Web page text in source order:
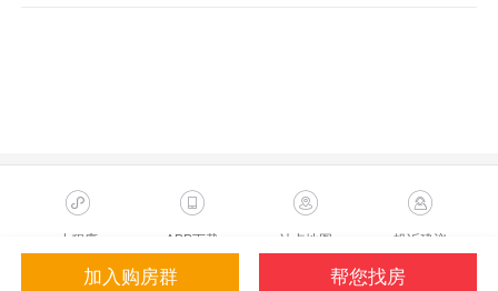
加入购房群 帮您找房
小程序 APP下载 站点地图 投诉建议